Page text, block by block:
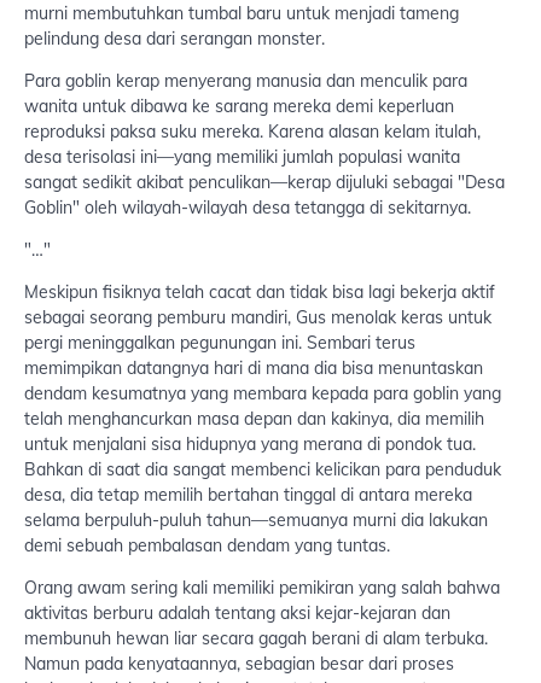
murni membutuhkan tumbal baru untuk menjadi tameng
pelindung desa dari serangan monster.
Para goblin kerap menyerang manusia dan menculik para
wanita untuk dibawa ke sarang mereka demi keperluan
reproduksi paksa suku mereka. Karena alasan kelam itulah,
desa terisolasi ini—yang memiliki jumlah populasi wanita
sangat sedikit akibat penculikan—kerap dijuluki sebagai "Desa
Goblin" oleh wilayah-wilayah desa tetangga di sekitarnya.
"…"
Meskipun fisiknya telah cacat dan tidak bisa lagi bekerja aktif
sebagai seorang pemburu mandiri, Gus menolak keras untuk
pergi meninggalkan pegunungan ini. Sembari terus
memimpikan datangnya hari di mana dia bisa menuntaskan
dendam kesumatnya yang membara kepada para goblin yang
telah menghancurkan masa depan dan kakinya, dia memilih
untuk menjalani sisa hidupnya yang merana di pondok tua.
Bahkan di saat dia sangat membenci kelicikan para penduduk
desa, dia tetap memilih bertahan tinggal di antara mereka
selama berpuluh-puluh tahun—semuanya murni dia lakukan
demi sebuah pembalasan dendam yang tuntas.
Orang awam sering kali memiliki pemikiran yang salah bahwa
aktivitas berburu adalah tentang aksi kejar-kejaran dan
membunuh hewan liar secara gagah berani di alam terbuka.
Namun pada kenyataannya, sebagian besar dari proses